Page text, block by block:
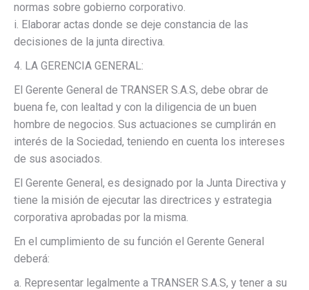
normas sobre gobierno corporativo.
i. Elaborar actas donde se deje constancia de las
decisiones de la junta directiva.
4. LA GERENCIA GENERAL:
El Gerente General de TRANSER S.A.S, debe obrar de
buena fe, con lealtad y con la diligencia de un buen
hombre de negocios. Sus actuaciones se cumplirán en
interés de la Sociedad, teniendo en cuenta los intereses
de sus asociados.
El Gerente General, es designado por la Junta Directiva y
tiene la misión de ejecutar las directrices y estrategia
corporativa aprobadas por la misma.
En el cumplimiento de su función el Gerente General
deberá:
a. Representar legalmente a TRANSER S.A.S, y tener a su